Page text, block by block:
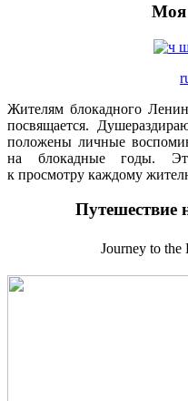
Моя
Жителям блокадного
посвящается.
положены личные
на блокадные годы.
к просмотру каждому
Путешествие
Journey to the